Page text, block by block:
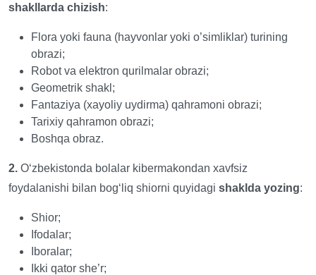
shakllarda chizish:
Flora yoki fauna (hayvonlar yoki o’simliklar) turining
obrazi;
Robot va elektron qurilmalar obrazi;
Geometrik shakl;
Fantaziya (xayoliy uydirma) qahramoni obrazi;
Tarixiy qahramon obrazi;
Boshqa obraz.
2. O‘zbekistonda bolalar kibermakondan xavfsiz
foydalanishi bilan bog‘liq shiorni quyidagi shaklda yozing:
Shior;
Ifodalar;
Iboralar;
Ikki qator she’r;